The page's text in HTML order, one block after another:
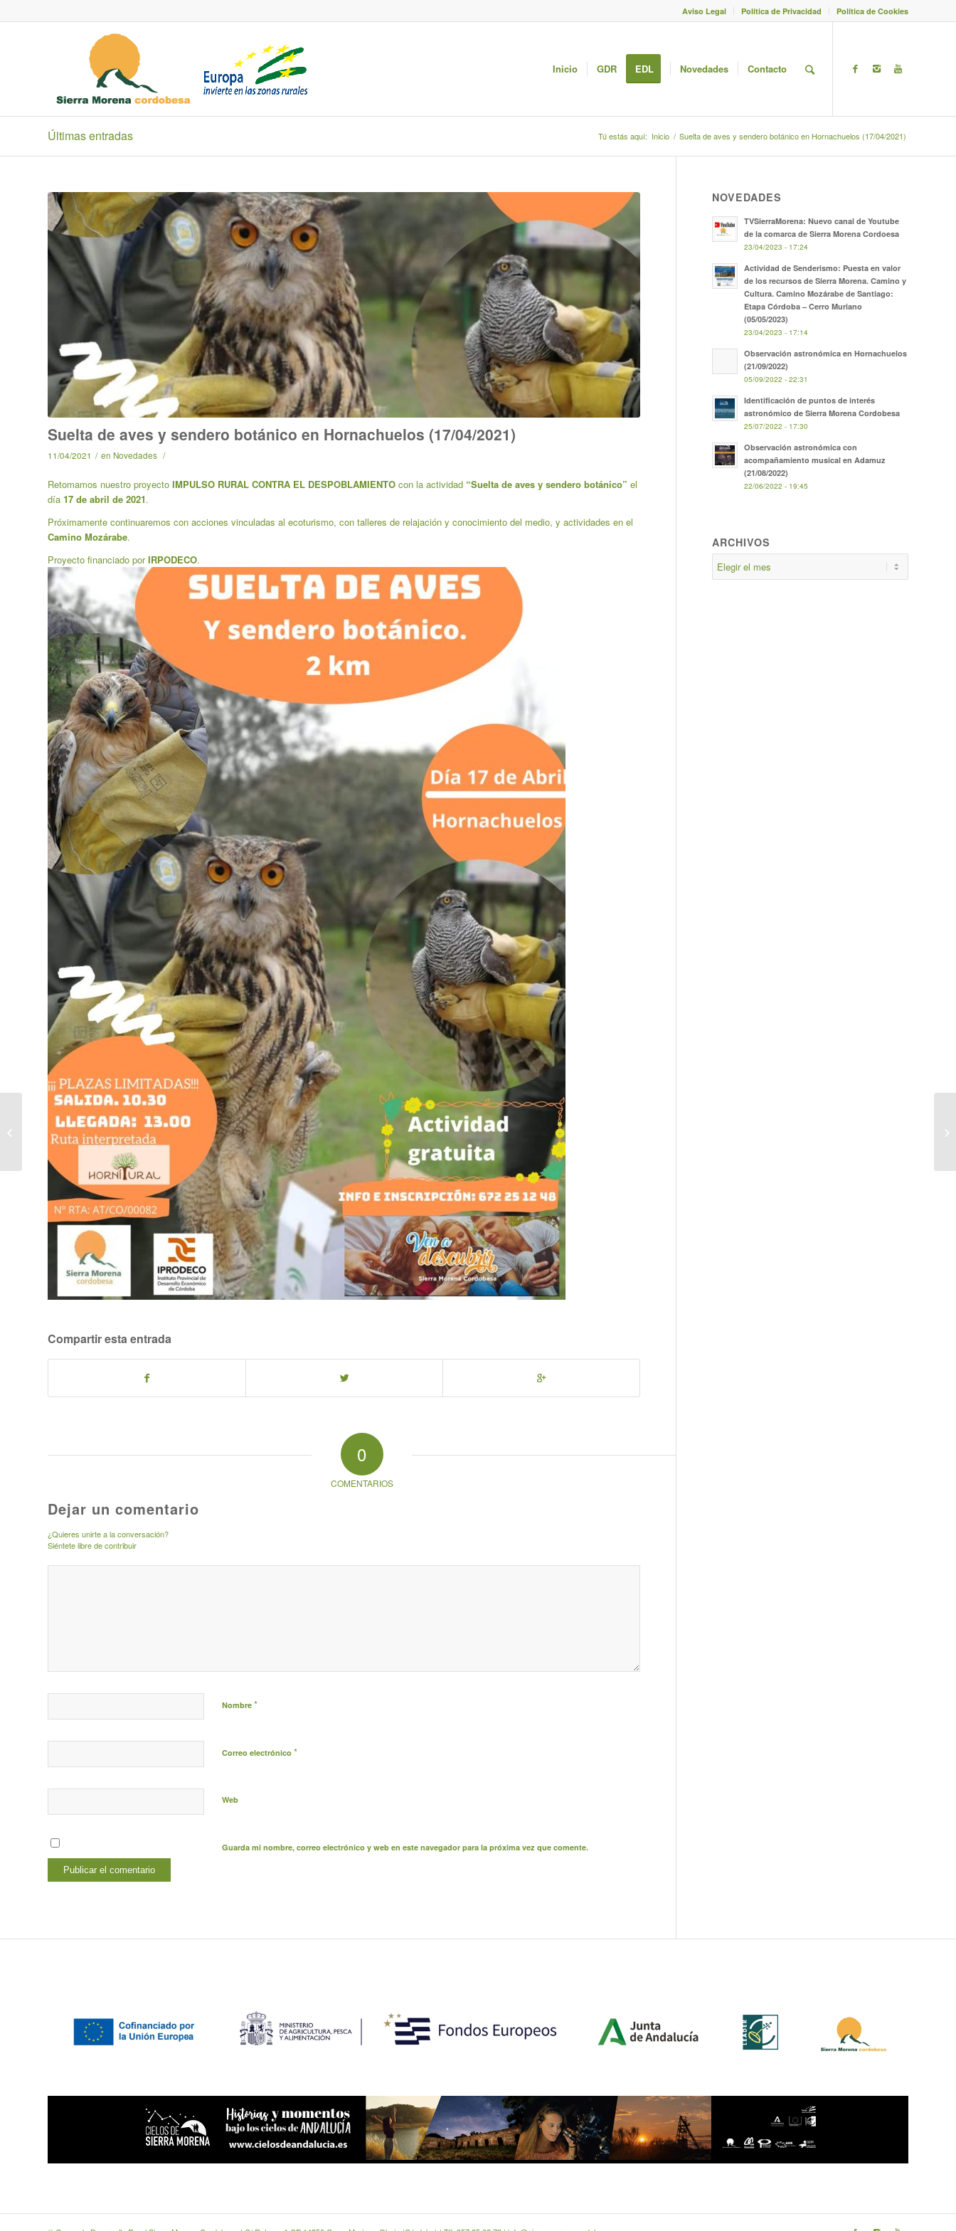
Aviso Legal Política de Privacidad Política de Cookies
Inicio GDR EDL Novedades Contacto
Últimas entradas Tú estás aquí: Inicio / Suelta de aves y sendero botánico en Hornachuelos (17/04/2021)
Suelta de aves y sendero botánico en Hornachuelos (17/04/2021)
11/04/2021 / en Novedades /
Retomamos nuestro proyecto IMPULSO RURAL CONTRA EL DESPOBLAMIENTO con la actividad “Suelta de aves y sendero botánico” el
día 17 de abril de 2021.
Próximamente continuaremos con acciones vinculadas al ecoturismo, con talleres de relajación y conocimiento del medio, y actividades en el
Camino Mozárabe.
Proyecto financiado porIRPODECO.
Compartir esta entrada
0
COMENTARIOS
Dejar un comentario
¿Quieres unirte a la conversación?
Siéntete libre de contribuir
Nombre *
Correo electrónico *
Web
Guarda mi nombre, correo electrónico y web en este navegador para la próxima vez que comente.
NOVEDADES
TVSierraMorena: Nuevo canal de Youtube
de la comarca de Sierra Morena Cordoesa
23/04/2023 - 17:24
Actividad de Senderismo: Puesta en valor
de los recursos de Sierra Morena. Camino y
Cultura. Camino Mozárabe de Santiago:
Etapa Córdoba – Cerro Muriano
(05/05/2023)
23/04/2023 - 17:14
Observación astronómica en Hornachuelos
(21/09/2022)
05/09/2022 - 22:31
Identificación de puntos de interés
astronómico de Sierra Morena Cordobesa
25/07/2022 - 17:30
Observación astronómica con
acompañamiento musical en Adamuz
(21/08/2022)
22/06/2022 - 19:45
ARCHIVOS
Publicidad en
autobuses de Córdoba
en el proyecto de
Impulso Rural contra